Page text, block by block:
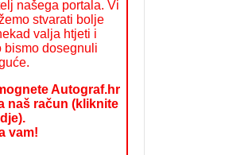
našega portala. Vi
stvarati bolje
valja htjeti i
bismo dosegnuli
Autograf.hr
naš račun (kliknite
vam!